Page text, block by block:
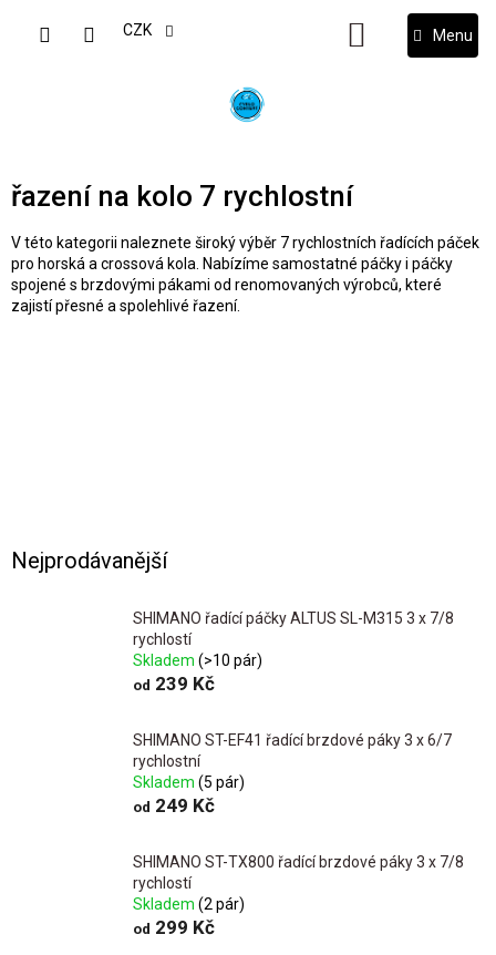
CZK
NÁKUPNÍ
KOŠÍK
řazení na kolo 7 rychlostní
V této kategorii naleznete široký výběr 7 rychlostních řadících páček
pro horská a crossová kola. Nabízíme samostatné páčky i páčky
spojené s brzdovými pákami od renomovaných výrobců, které
zajistí přesné a spolehlivé řazení.
Nejprodávanější
SHIMANO řadící páčky ALTUS SL-M315 3 x 7/8
rychlostí
Skladem (>10 pár)
od 239 Kč
SHIMANO ST-EF41 řadící brzdové páky 3 x 6/7
rychlostní
Skladem (5 pár)
od 249 Kč
SHIMANO ST-TX800 řadící brzdové páky 3 x 7/8
rychlostí
Skladem (2 pár)
od 299 Kč